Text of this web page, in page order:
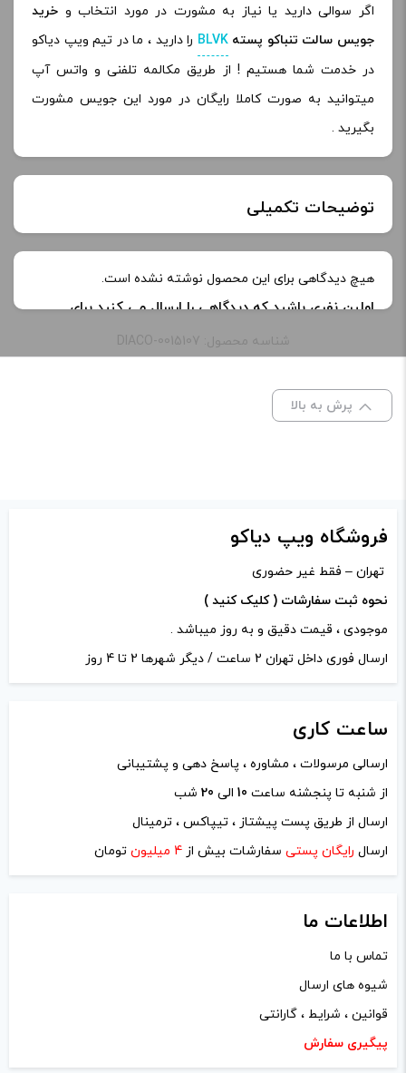
اگر سوالی دارید یا نیاز به مشورت در مورد انتخاب و خرید
جویس سالت تنباکو پستهBLVK را دارید ، ما در تیم ویپ دیاکو
در خدمت شما هستیم ! از طریق مکالمه تلفنی و واتس آپ
میتوانید به صورت کاملا رایگان در مورد این جویس مشورت
بگیرید .
توضیحات تکمیلی
طعم: pistachio tobacco
هیچ دیدگاهی برای این محصول نوشته نشده است.
اولین نفری باشید که دیدگاهی را ارسال می کنید برای
“جویس سالت بی ال وی کی پسته تنباکو | Blvk
نشانی ایمیل شما منتشر نخواهد شد.
علامت‌گذاری شده‌اند
دیدگاه شما*
نام*
ایمیل*
ذخیره نام، ایمیل و وبسایت من در مرورگر برای زمانی که دوباره
دیدگاهی می‌نویسم.
شناسه محصول: DIACO-0015107
پرش به بالا
فروشگاه ویپ دیاکو
تهران – فقط غیر حضوری
نحوه ثبت سفارشات ( کلیک کنید )
موجودی ، قیمت دقیق و به روز میباشد .
ارسال فوری داخل تهران 2 ساعت / دیگر شهرها 2 تا 4 روز
ساعت کاری
ارسالی مرسولات ، مشاوره ، پاسخ دهی و پشتیبانی
از شنبه تا پنجشنه ساعت 10 الی 20 شب
ارسال از طریق پست پیشتاز ، تیپاکس ، ترمینال
ارسال رایگان پستی سفارشات بیش از 4 میلیون تومان
اطلاعات ما
تماس با ما
شیوه های ارسال
قوانین ، شرایط ، گارانتی
پیگیری سفارش